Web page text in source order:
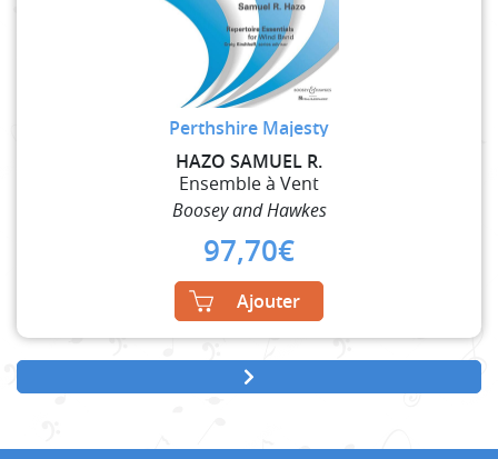
Perthshire Majesty
HAZO SAMUEL R.
Ensemble à Vent
Boosey and Hawkes
97,70€
Ajouter